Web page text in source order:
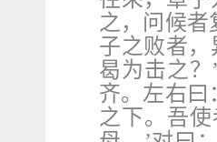
之，问候者
子之败者
曷为击之
齐。左右曰
之下。吾